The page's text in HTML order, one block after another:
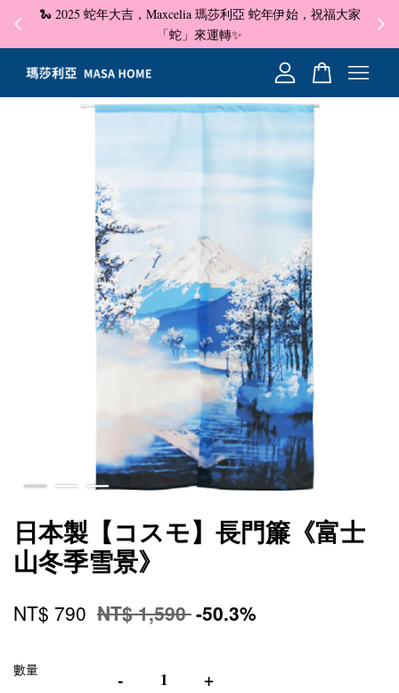
🐍 2025 蛇年大吉，Maxcelia 瑪莎利亞 蛇年伊始，祝福大家
「蛇」來運轉✨
✦
日本製【コスモ】長門簾《富士
山冬季雪景》
NT$ 790 NT$ 1,590-50.3%
數量 - +
您的購物車目前還是空的。